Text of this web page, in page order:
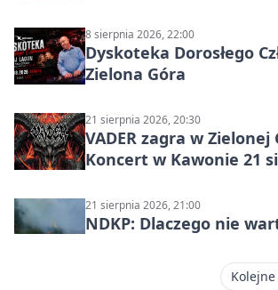
8 sierpnia 2026, 22:00
Dyskoteka Dorosłego
Zielona Góra
21 sierpnia 2026, 20:30
VADER zagra w Zielonej
Koncert w Kawonie 21
21 sierpnia 2026, 21:00
NDKP: Dlaczego nie